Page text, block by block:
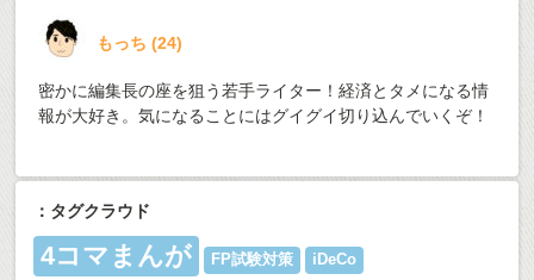
もっち(24)
密かに編集長の座を狙う若手ライター！経済とタメになる情
報が大好き。気になることにはグイグイ切り込んでいくぞ！
：タグクラウド
4コマまんが FP試験対策 iDeCo